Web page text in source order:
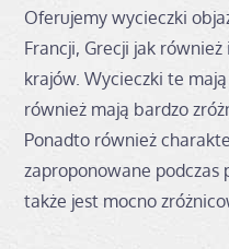
Oferujemy wycieczki
Francji, Grecji jak
krajów. Wycieczki te
również mają bardzo
Ponadto również
zaproponowane podczas
także jest mocno